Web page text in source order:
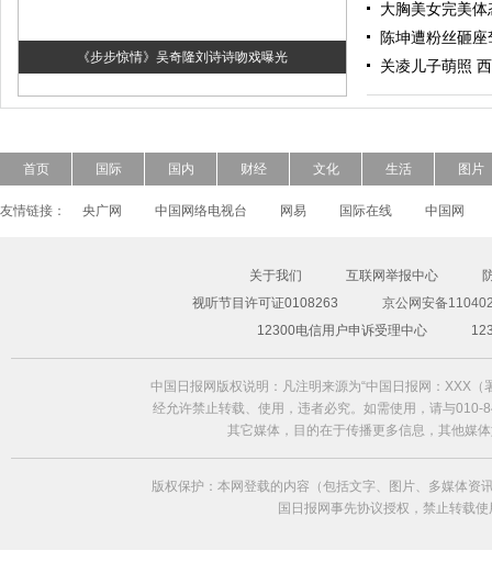
《步步惊情》吴奇隆刘诗诗吻戏曝光
超模Freja Beha演绎2014春夏形象大片
大胸美女完美
陈坤遭粉丝砸
关凌儿子萌照
首页 国际 国内 财经 文化 生活 图片
友情链接： 央广网 中国网络电视台 网易 国际在线 中国网
关于我们 互联网举报中心
视听节目许可证0108263
京公网安备
12300电信用户申诉受理中心
中国日报网版权说明：凡注明来源为“中国日报网：XXX
经允许禁止转载、使用，违者必究。如需使用，请与010-
其它媒体，目的在于传播更多信息，其他媒
版权保护：本网登载的内容（包括文字、图片、多媒体
国日报网事先协议授权，禁止转载